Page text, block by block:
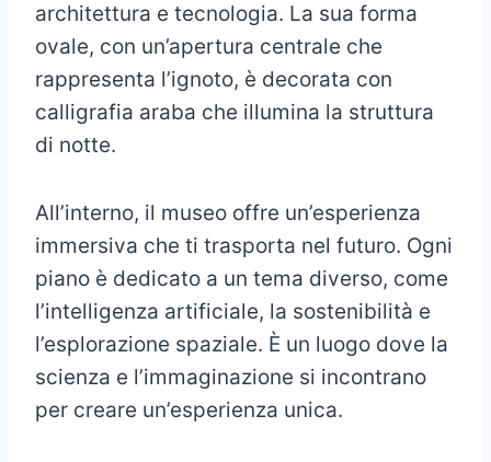
architettura e tecnologia. La sua forma
ovale, con un’apertura centrale che
rappresenta l’ignoto, è decorata con
calligrafia araba che illumina la struttura
di notte.
All’interno, il museo offre un’esperienza
immersiva che ti trasporta nel futuro. Ogni
piano è dedicato a un tema diverso, come
l’intelligenza artificiale, la sostenibilità e
l’esplorazione spaziale. È un luogo dove la
scienza e l’immaginazione si incontrano
per creare un’esperienza unica.